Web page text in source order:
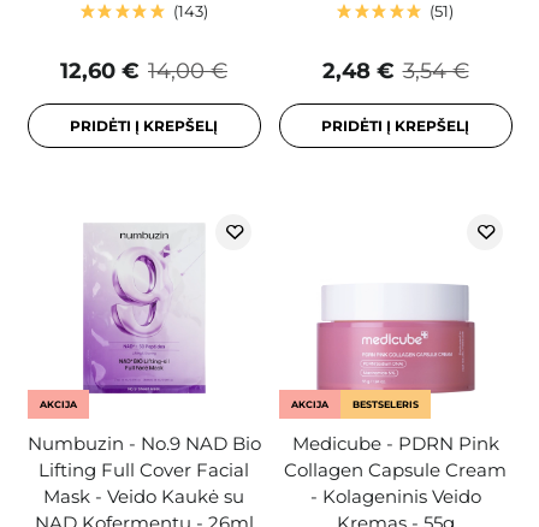
143
14,00 €
12,60 €
PRIDĖTI Į KREPŠELĮ
51
3,54 €
2,48 €
PRIDĖTI Į KREPŠELĮ
AKCIJA
Numbuzin - No.9 NAD Bio
Lifting Full Cover Facial
Mask - Veido Kaukė su
AKCIJA BESTSELERIS
Medicube - PDRN Pink
Collagen Capsule Cream
- Kolageninis Veido